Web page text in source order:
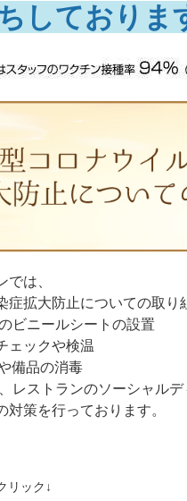
しておりま
は、
症拡大防止についての取り
ビニールシートの設置
ェックや検温
備品の消毒
レストランのソーシャル
策を行っております。
リック↓